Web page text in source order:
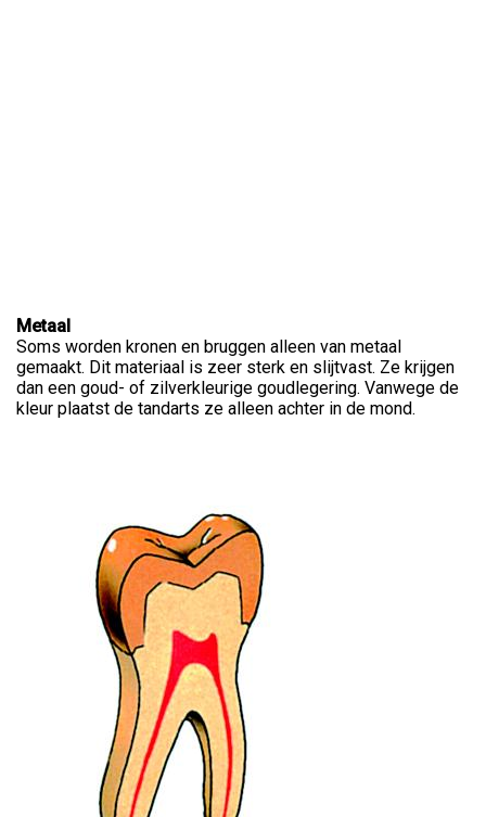
Metaal
Soms worden kronen en bruggen alleen van metaal
gemaakt. Dit materiaal is zeer sterk en slijtvast. Ze krijgen
dan een goud- of zilverkleurige goudlegering. Vanwege de
kleur plaatst de tandarts ze alleen achter in de mond.